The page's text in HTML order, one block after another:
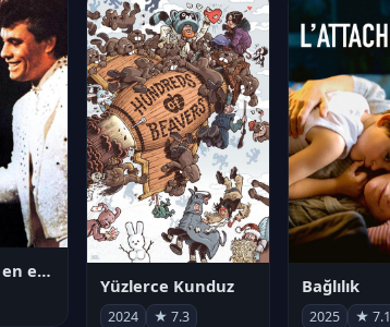
Juan Gabriel en el Palacio de Bellas Artes
Yüzlerce Kunduz
2024 ★ 7.3
Bağlılık
2025 ★ 7.1